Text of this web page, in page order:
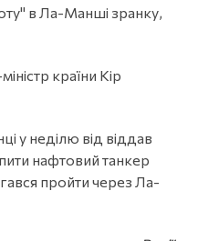
в Ла-Манші зранку,
країни Кір
у неділю від віддав
нафтовий танкер
пройти через Ла-